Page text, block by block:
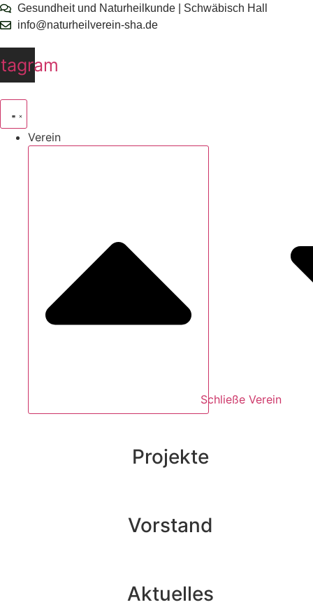
Zum
Inhalt
Gesundheit und Naturheilkunde | Schwäbisch Hall
info@naturheilverein-sha.de
Verein
Schließe Verein
Projekte
Vorstand
Aktuelles